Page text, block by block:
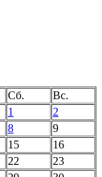
Сб.
Вс.
1
2
8
9
15
16
22
23